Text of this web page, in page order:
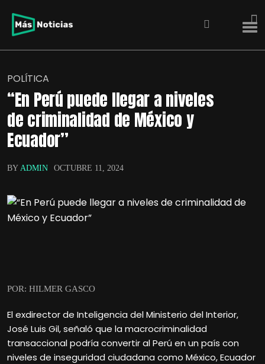
POLÍTICA
“En Perú puede llegar a niveles
de criminalidad de México y
Ecuador”
BY ADMIN OCTUBRE 11, 2024
POR: HILMER GASCO
El exdirector de Inteligencia del Ministerio del Interior,
José Luis Gil, señaló que la macrocriminalidad
transaccional podría convertir al Perú en un país con
niveles de inseguridad ciudadana como México, Ecuador